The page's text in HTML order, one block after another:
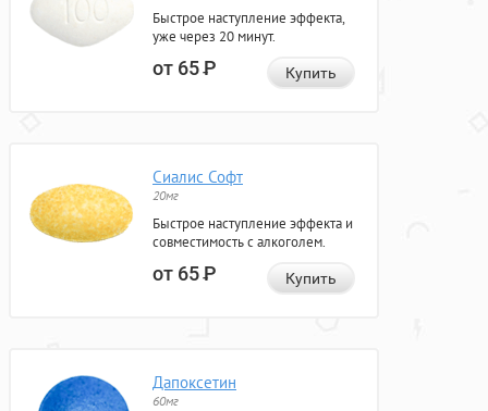
Быстрое наступление эффекта,
уже через 20 минут.
от 65Р Купить
Сиалис Софт
20мг
Быстрое наступление эффекта и
совместимость с алкоголем.
от 65Р Купить
Дапоксетин
60мг